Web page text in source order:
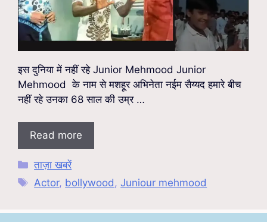
इस दुनिया में नहीं रहे Junior Mehmood Junior
Mehmood के नाम से मशहूर अभिनेता नईम सैय्यद हमारे बीच
नहीं रहे उनका 68 साल की उम्र …
Read more
Categories
ताज़ा खबरें
Tags
Actor, bollywood ,Juniour mehmood